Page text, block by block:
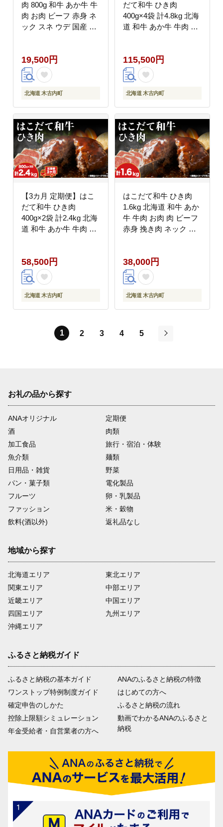
肉 800g 和牛 あか牛 牛
肉 お肉 ビーフ 赤身 ネ
ック スネ ウデ 国産 カ
グルメ 久上工藤商店 送
料無料 北海道 木古内
町 牛 肉 お肉 赤牛 ブ
ロック カレー シチュー
19,500円
北海道 木古内町
だて和牛 ひき肉
400g×4袋 計4.8kg 北海
道 和牛 あか牛 牛肉 お
産 味付き ハンバーグ
冷凍 お取り寄せ ギフト
ご当地 グルメ 久上工藤
商店 送料無料
115,500円
北海道 木古内町
【3カ月 定期便】はこ
だて和牛 ひき肉
400g×2袋 計2.4kg 北海
道 和牛 あか牛 牛肉 お
産 味付き ハンバーグ
冷凍 お取り寄せ ギフト
ご当地 グルメ 久上工藤
商店 送料無料
58,500円
北海道 木古内町
はこだて和牛 ひき肉
1.6kg 北海道 和牛 あか
牛 牛肉 お肉 肉 ビーフ
赤身 挽き肉 ネック ス
せ ギフト ご当地 グル
メ 久上工藤商店 送料無
料 牛肉・お肉・ハン
バーグ・はこだて和
38,000円
北海道 木古内町
1 2 3 4
5
お礼の品から探す
ANAオリジナル
定期便
酒
肉類
加工食品
旅行・宿泊・体験
魚介類
麺類
日用品・雑貨
野菜
パン・菓子類
電化製品
フルーツ
卵・乳製品
ファッション
米・穀物
飲料(酒以外)
返礼品なし
地域から探す
北海道エリア
関東エリア
近畿エリア
四国エリア
沖縄エリア
東北エリア
中部エリア
中国エリア
九州エリア
ふるさと納税ガイド
ふるさと納税の基本ガイド
ワンストップ特例制度ガイド
確定申告のしかた
控除上限額シミュレーション
年金受給者・自営業者の方へ
ANAのふるさと納税の特徴
はじめての方へ
ふるさと納税の流れ
動画でわかるANAのふるさと
納税